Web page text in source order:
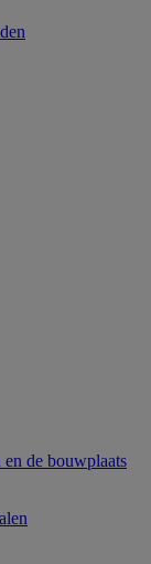
de bouwplaats